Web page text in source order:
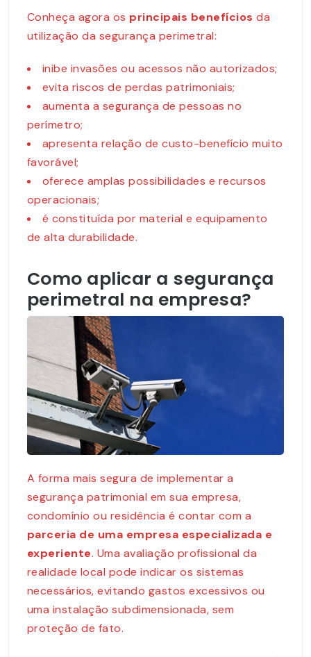
Conheça agora os principais benefícios da
utilização da segurança perimetral:
inibe invasões ou acessos não autorizados;
evita riscos de perdas patrimoniais;
aumenta a segurança de pessoas no
perímetro;
apresenta relação de custo-benefício muito
favorável;
oferece amplas possibilidades e recursos
operacionais;
é constituída por material e equipamento
de alta durabilidade.
Como aplicar a segurança
perimetral na empresa?
A forma mais segura de implementar a
segurança patrimonial em sua empresa,
condomínio ou residência é contar com a
parceria de uma empresa especializada e
experiente. Uma avaliação profissional da
realidade local pode indicar os sistemas
necessários, evitando gastos excessivos ou
uma instalação subdimensionada, sem
proteção de fato.